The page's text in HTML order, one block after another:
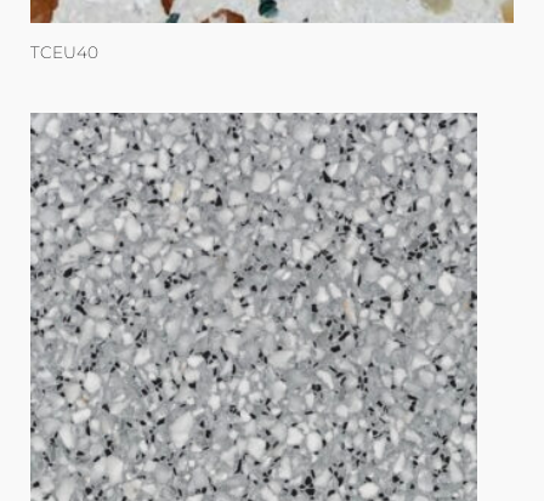
TCEU40